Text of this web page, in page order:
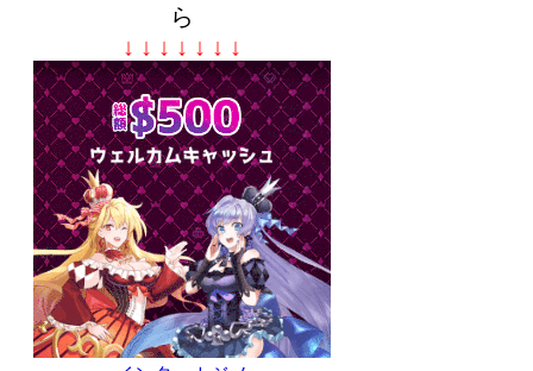
ら
↓ ↓ ↓ ↓ ↓ ↓ ↓